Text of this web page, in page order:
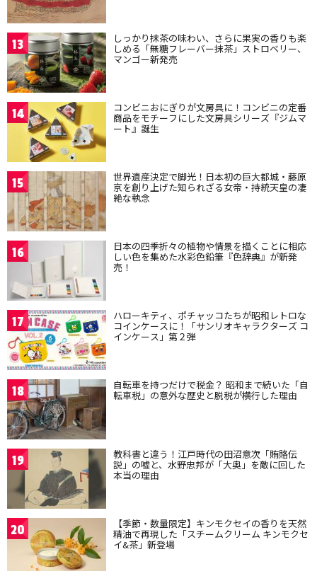
13 しっかり抹茶の味わい、さらに果実の香りも楽
しめる「無糖フレーバー抹茶」ストロベリー、
マンゴー新発売
14 コンビニおにぎりが文房具に！コンビニの定番
商品をモチーフにした文房具シリーズ『ジムマ
ート』誕生
15 世界遺産決定で脚光！日本初の巨大都城・藤原
京を創り上げた知られざる女帝・持統天皇の凄
絶な執念
16 日本の四季折々の植物や情景を描くことに相応
しい色を集めた水彩色鉛筆『色辞典』が新発
売！
17 ハローキティ、ポチャッコたちが昭和レトロな
コインケースに！「サンリオキャラクターズ コ
インケース」第２弾
18 自転車を持つだけで税金？ 昭和まで続いた「自
転車税」の意外な歴史と脱税が横行した理由
19 教科書と違う！江戸時代の田沼意次「賄賂伝
説」の嘘と、水野忠邦が「大奥」を敵に回した
本当の理由
20 【季節・数量限定】キンモクセイの香りを天然
精油で再現した「スチームクリーム キンモクセ
イ&茶」新登場